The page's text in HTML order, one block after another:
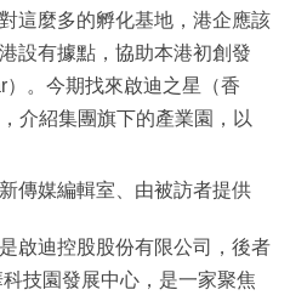
這麼多的孵化基地，港企應該
設有據點，協助本港初創發
。今期找來啟迪之星（香
介紹集團旗下的產業園，以
傳媒編輯室、由被訪者提供
啟迪控股股份有限公司，後者
技園發展中心，是一家聚焦